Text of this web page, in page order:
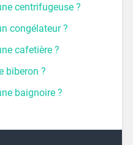
centrifugeuse ?
congélateur ?
cafetière ?
biberon ?
baignoire ?